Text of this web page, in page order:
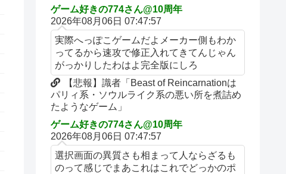
ゲーム好きの774さん@10周年
2026年08月06日 07:47:57
実際へっぽこゲームだよメーカー側もわか
ってるから速攻で修正入れてきてんじゃん
がっかりしたわはよ完全版にしろ
【悲報】識者「Beast of Reincarnationは
パリィ系・ソウルライク系の悪い所を煮詰め
たようなゲーム」
ゲーム好きの774さん@10周年
2026年08月06日 07:47:57
選択画面の異質さも相まって人ならざるも
のって感じでまあこれはこれでどっかのポ